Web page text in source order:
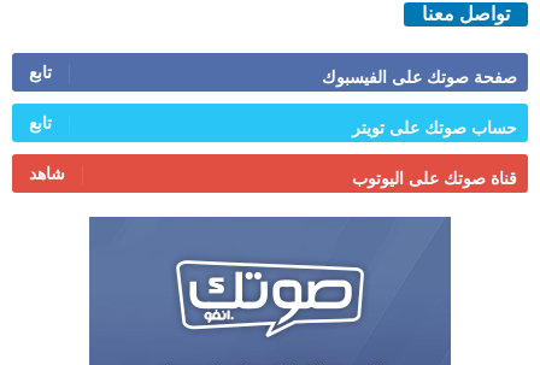
تواصل معنا
صفحة صوتك على الفيسبوك تابع
حساب صوتك على تويتر تابع
قناة صوتك على اليوتوب شاهد